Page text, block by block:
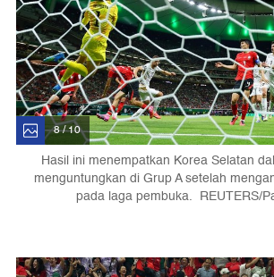
8 / 10
Hasil ini menempatkan Korea Selatan
menguntungkan di Grup A setelah
pada laga pembuka. REUTERS/